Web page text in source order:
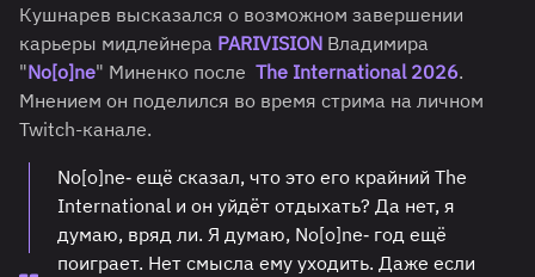
Кушнарев высказался о возможном завершении
карьеры мидлейнера PARIVISION Владимира
"No[o]ne" Миненко после The International 2026.
Мнением он поделился во время стрима на личном
Twitch-канале.
No[o]ne‑ ещё сказал, что это его крайний The
International и он уйдёт отдыхать? Да нет, я
думаю, вряд ли. Я думаю, No[o]ne‑ год ещё
поиграет. Нет смысла ему уходить. Даже если